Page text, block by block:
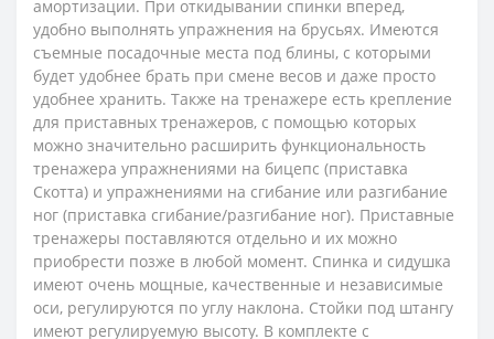
амортизации. При откидывании спинки вперед,
удобно выполнять упражнения на брусьях. Имеются
съемные посадочные места под блины, с которыми
будет удобнее брать при смене весов и даже просто
удобнее хранить. Также на тренажере есть крепление
для приставных тренажеров, с помощью которых
можно значительно расширить функциональность
тренажера упражнениями на бицепс (приставка
Скотта) и упражнениями на сгибание или разгибание
ног (приставка сгибание/разгибание ног). Приставные
тренажеры поставляются отдельно и их можно
приобрести позже в любой момент. Спинка и сидушка
имеют очень мощные, качественные и независимые
оси, регулируются по углу наклона. Стойки под штангу
имеют регулируемую высоту. В комплекте с